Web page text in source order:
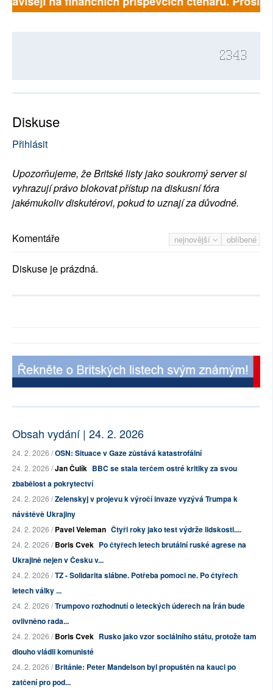
2343
Diskuse
Přihlásit
Upozorňujeme, že Britské listy jako soukromý server si
vyhrazují právo blokovat přístup na diskusní fóra
jakémukoliv diskutérovi, pokud to uznají za důvodné.
nejnovější oblíbené
Komentáře
Diskuse je prázdná.
Obsah vydání | 24. 2. 2026
24. 2. 2026 /OSN: Situace v Gaze zůstává katastrofální
24. 2. 2026 /Jan Čulík BBC se stala terčem ostré kritiky za svou
zbabělost a pokrytectví
24. 2. 2026 /Zelenskyj v projevu k výročí invaze vyzývá Trumpa k
návštěvě Ukrajiny
24. 2. 2026 /Pavel Veleman Čtyři roky jako test výdrže lidskosti....
24. 2. 2026 /Boris Cvek Po čtyřech letech brutální ruské agrese na
Ukrajině nejen v Česku v...
24. 2. 2026 /TZ - Solidarita slábne. Potřeba pomoci ne. Po čtyřech
letech války ...
24. 2. 2026 /Trumpovo rozhodnutí o leteckých úderech na Írán bude
ovlivněno rada...
24. 2. 2026 /Boris Cvek Rusko jako vzor sociálního státu, protože tam
dlouho vládli komunisté
24. 2. 2026 /Británie: Peter Mandelson byl propuštěn na kauci po
zatčení pro pod...